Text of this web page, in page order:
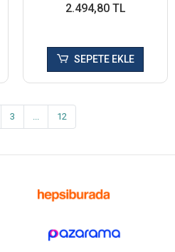
2.494,80 TL
SEPETE EKLE
3 ... 12